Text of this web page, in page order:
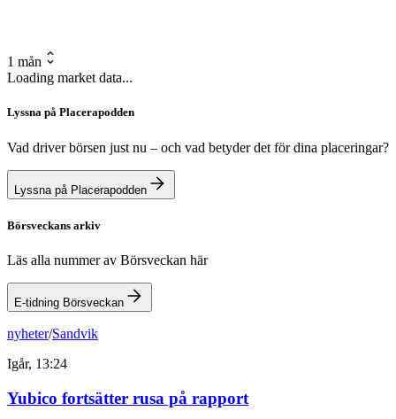
1 mån
Loading market data...
Lyssna på Placerapodden
Vad driver börsen just nu – och vad betyder det för dina placeringar?
Lyssna på Placerapodden
Börsveckans arkiv
Läs alla nummer av Börsveckan här
E-tidning Börsveckan
nyheter/Sandvik
Igår, 13:24
Yubico fortsätter rusa på rapport